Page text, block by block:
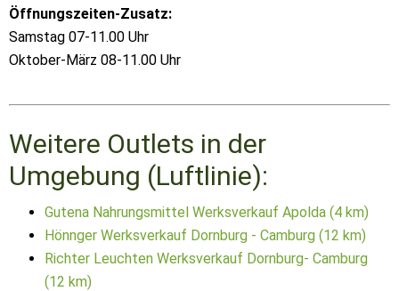
Öffnungszeiten-Zusatz:
Samstag 07-11.00 Uhr
Oktober-März 08-11.00 Uhr
Weitere Outlets in der
Umgebung (Luftlinie):
Gutena Nahrungsmittel Werksverkauf Apolda (4 km)
Hönnger Werksverkauf Dornburg - Camburg (12 km)
Richter Leuchten Werksverkauf Dornburg- Camburg
(12 km)